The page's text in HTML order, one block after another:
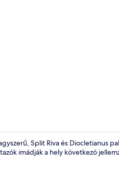
Split Riva és Diocletianus
imádják a hely következó